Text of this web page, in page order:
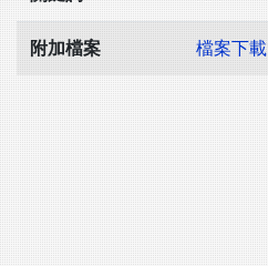
附加檔案 檔案下載